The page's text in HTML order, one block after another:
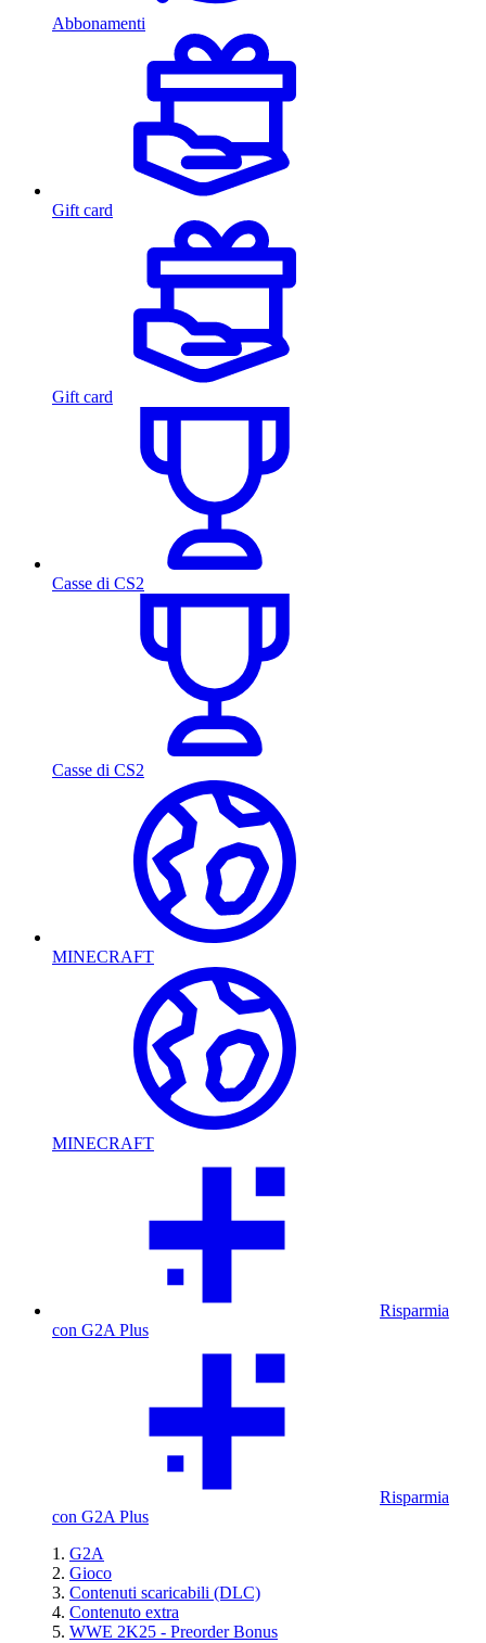
Abbonamenti
Gift card
Gift card
Casse di CS2
Casse di CS2
MINECRAFT
MINECRAFT
Risparmia
con G2A Plus
Risparmia
con G2A Plus
G2A
Gioco
Contenuti scaricabili (DLC)
Contenuto extra
WWE 2K25 - Preorder Bonus